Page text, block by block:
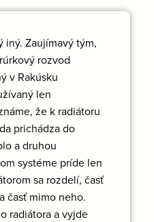
iný. Zaujímavý tým,
rozvod
v Rakúsku
len
že k radiátoru
prichádza do
a druhou
systéme príde len
sa rozdelí, časť
časť mimo neho.
radiátora a vyjde